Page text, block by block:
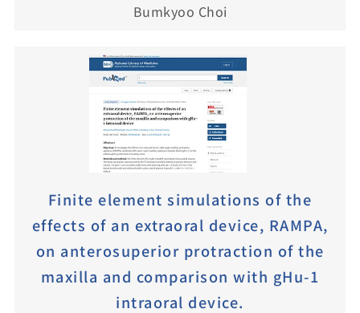
Bumkyoo Choi
Finite element simulations of the
effects of an extraoral device, RAMPA,
on anterosuperior protraction of the
maxilla and comparison with gHu-1
intraoral device.